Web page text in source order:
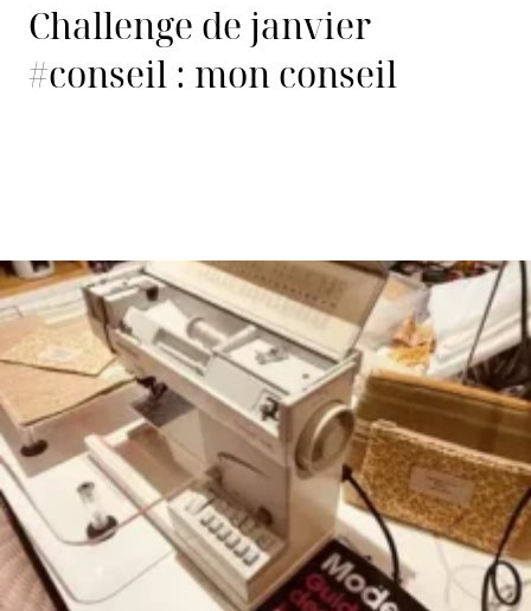
Challenge de janvier
#conseil : mon conseil